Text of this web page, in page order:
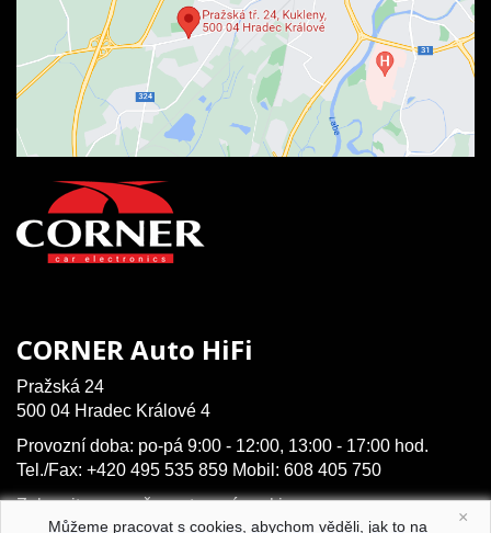
CORNER Auto HiFi
Pražská 24
500 04 Hradec Králové 4
Provozní doba: po-pá 9:00 - 12:00, 13:00 - 17:00 hod.
Tel./Fax: +420 495 535 859 Mobil: 608 405 750
Zobrazit na mapě,nastavení cookies
×
Můžeme pracovat s cookies, abychom věděli, jak to na